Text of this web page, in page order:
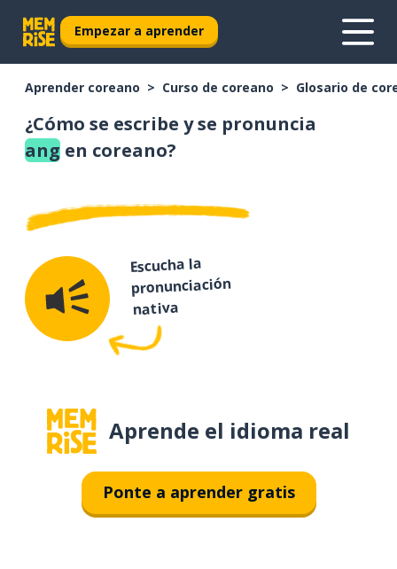
Empezar a aprender
Aprender coreano Curso de coreano Glosario de
¿Cómo se escribe y se pronuncia
ang en coreano?
Escucha la
pronunciación
nativa
Aprende el idioma real
Ponte a aprender gratis